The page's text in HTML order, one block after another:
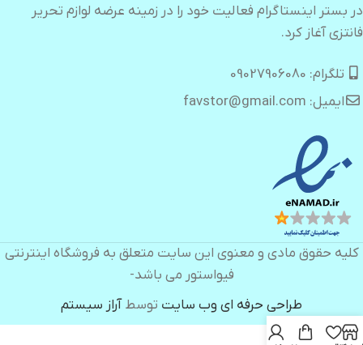
در بستر اینستاگرام فعالیت خود را در زمینه عرضه لوازم تحریر
فانتزی آغاز کرد.
تلگرام: 09027906080
ایمیل: favstor@gmail.com
کلیه حقوق مادی و معنوی این سایت متعلق به فروشگاه اینترنتی
فیواستور می باشد-
طراحی حرفه ای وب سایت توسطآراز سیستم